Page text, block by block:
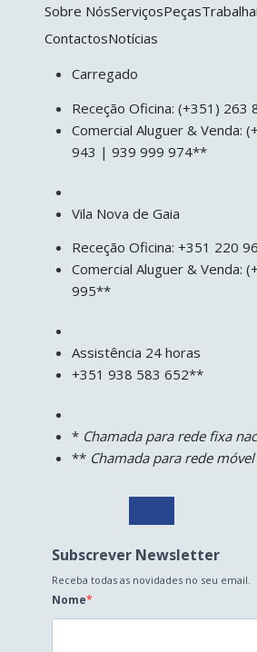
Sobre NósServiçosPeças
ContactosNotícias
Carregado
Receção Oficina: (+351) 263
Comercial Aluguer & Venda:
943 | 939 999 974**
Vila Nova de Gaia
Receção Oficina: +351 220
Comercial Aluguer & Venda:
995**
Assistência 24 horas
+351 938 583 652**
* Chamada para rede fixa
** Chamada para rede
Subscrever Newsletter
Receba todas as novidades no seu email.
Nome